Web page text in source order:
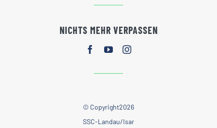
NICHTS MEHR VERPASSEN
© Copyright2026
SSC-Landau/Isar